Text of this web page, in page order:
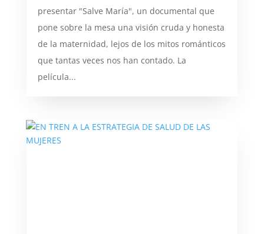
presentar "Salve María", un documental que
pone sobre la mesa una visión cruda y honesta
de la maternidad, lejos de los mitos románticos
que tantas veces nos han contado. La
película...